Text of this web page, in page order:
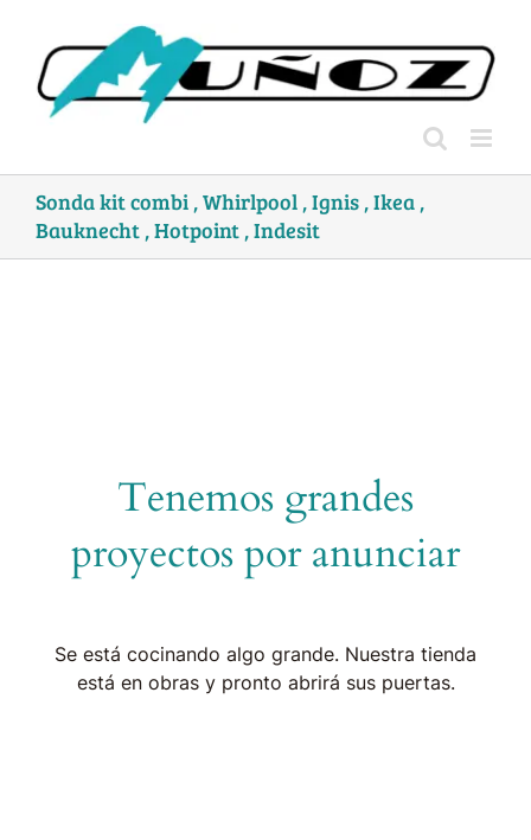
content
Sonda kit combi , Whirlpool , Ignis , Ikea ,
Bauknecht , Hotpoint , Indesit
Tenemos grandes
proyectos por anunciar
Se está cocinando algo grande. Nuestra tienda
está en obras y pronto abrirá sus puertas.